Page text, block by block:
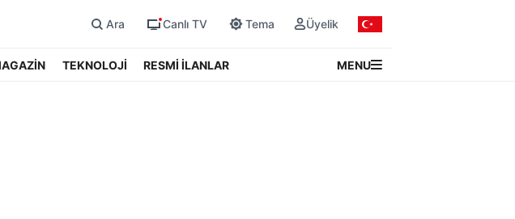
Ara Canlı TV Tema Üyelik
TEKNOLOJİ RESMİ İLANLAR MENU